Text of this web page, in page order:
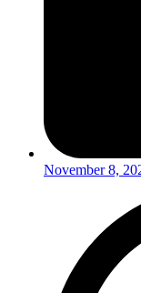
November 8,